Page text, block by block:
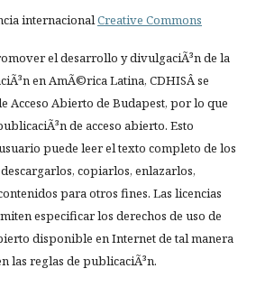
internacionalCreative Commons
el desarrollo y divulgaciÃ³n de la
en AmÃ©rica Latina, CDHISÂ se
Acceso Abierto de Budapest, por lo que
de acceso abierto. Esto
puede leer el texto completo de los
copiarlos, enlazarlos,
para otros fines. Las licencias
especificar los derechos de uso de
disponible en Internet de tal manera
las reglas de publicaciÃ³n.